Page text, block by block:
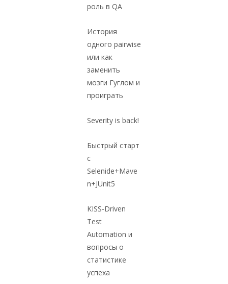
роль в QA
История
одного pairwise
или как
заменить
мозги Гуглом и
проиграть
Severity is back!
Быстрый старт
с
Selenide+Mave
n+JUnit5
KISS-Driven
Test
Automation и
вопросы о
статистике
успеха